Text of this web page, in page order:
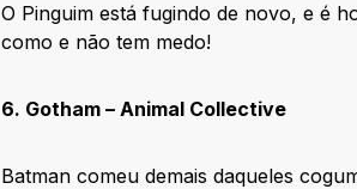
O Pinguim está fugindo de novo, e é
como e não tem medo!
6. Gotham – Animal Collective
Batman comeu demais daqueles